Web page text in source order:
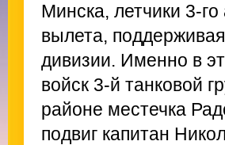
Минска, летчики 3-
вылета,
дивизии. Именно в
войск 3-й танковой
районе местечка
подвиг капитан